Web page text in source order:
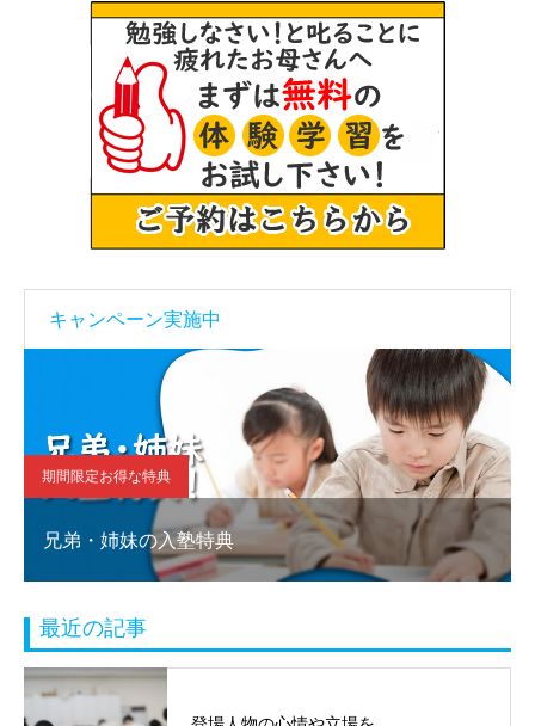
キャンペーン実施中
期間限定お得な特典
兄弟・姉妹の入塾特典
最近の記事